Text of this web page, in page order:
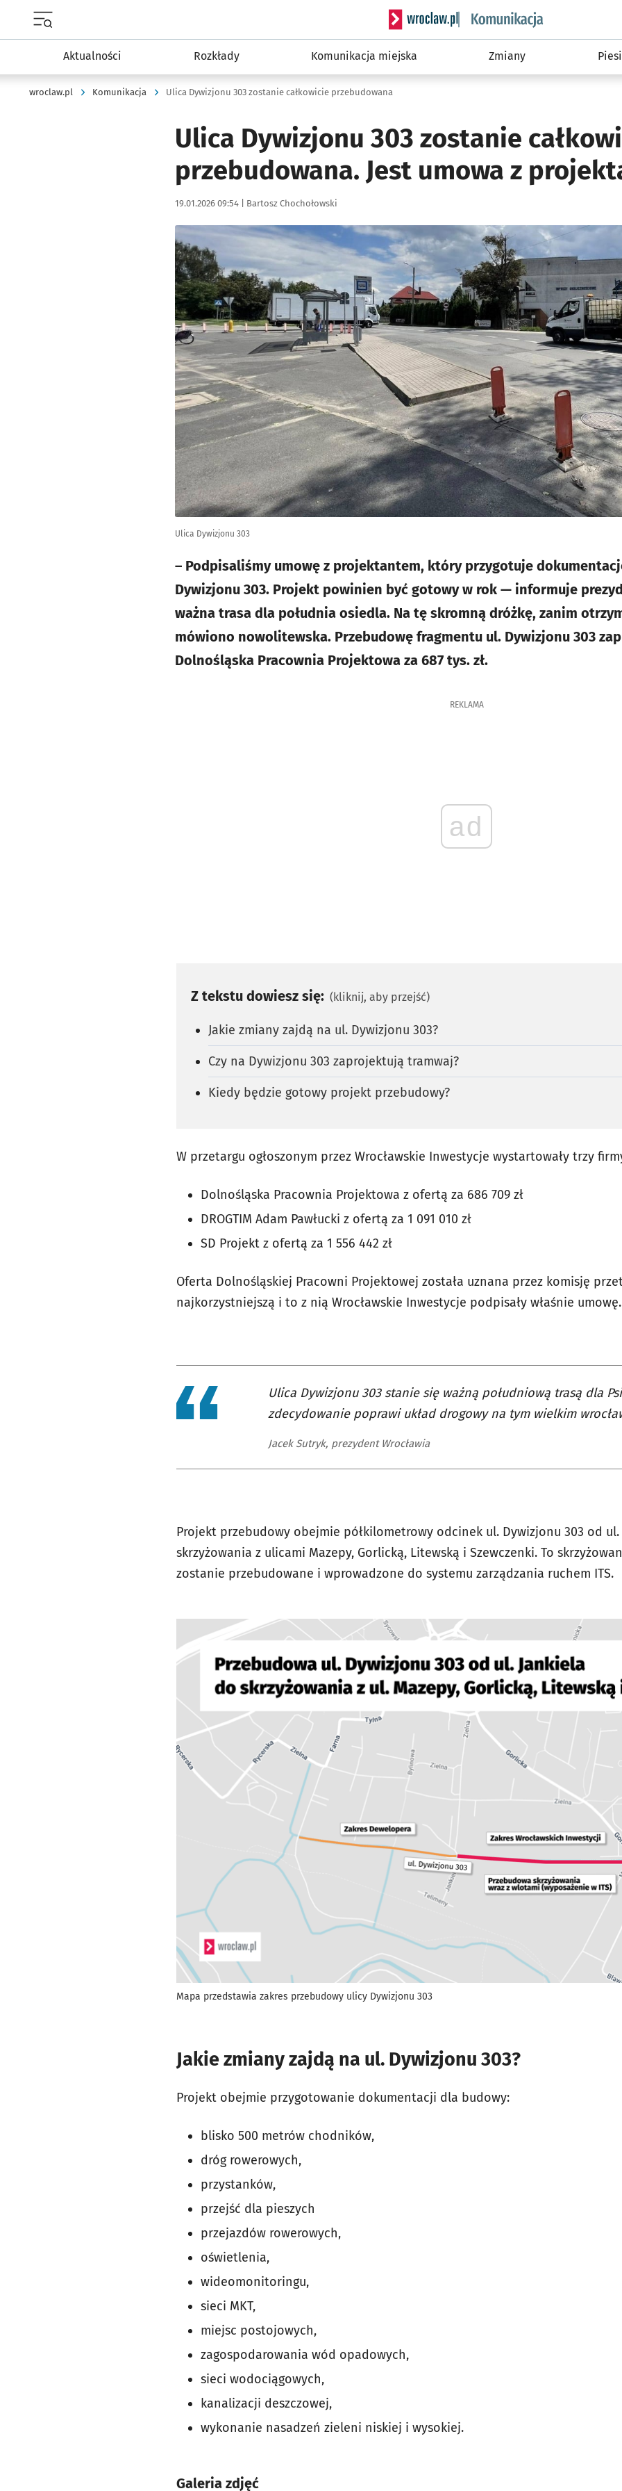
Serwis informacyjny wroclaw.pl podserwis:
Aktualności Rozkłady Komunikacja miejska Zmiany Piesi
wroclaw.pl Komunikacja Ulica Dywizjonu 303 zostanie całkowicie przebudowana
Ulica Dywizjonu 303 zostanie
przebudowana. Jest umowa z
Data publikacji:
19.01.2026 09:54 | Autor:
Bartosz Chochołowski
Kliknij, aby powiększyć
Ulica Dywizjonu 303
– Podpisaliśmy umowę z projektantem, który przygotuje
Dywizjonu 303. Projekt powinien być gotowy w rok — informuje
ważna trasa dla południa osiedla. Na tę skromną dróżkę, zanim
mówiono nowolitewska. Przebudowę fragmentu ul. Dywizjonu 303
Dolnośląska Pracownia Projektowa za 687 tys. zł.
REKLAMA
ad
Z tekstu dowiesz się: (kliknij, aby przejść)
Jakie zmiany zajdą na ul. Dywizjonu 303?
Czy na Dywizjonu 303 zaprojektują tramwaj?
Kiedy będzie gotowy projekt przebudowy?
W przetargu ogłoszonym przez Wrocławskie Inwestycje wystartowały trzy
Dolnośląska Pracownia Projektowa z ofertą za 686 709 zł
DROGTIM Adam Pawłucki z ofertą za 1 091 010 zł
SD Projekt z ofertą za 1 556 442 zł
Oferta Dolnośląskiej Pracowni Projektowej została uznana przez komisję
najkorzystniejszą i to z nią Wrocławskie Inwestycje podpisały właśnie
Ulica Dywizjonu 303 stanie się ważną południową trasą dla
zdecydowanie poprawi układ drogowy na tym wielkim
Jacek Sutryk, prezydent Wrocławia
Projekt przebudowy obejmie półkilometrowy odcinek ul. Dywizjonu 303 od
skrzyżowania z ulicami Mazepy, Gorlicką, Litewską i Szewczenki. To
zostanie przebudowane i wprowadzone do systemu zarządzania ruchem ITS.
Mapa przedstawia zakres przebudowy ulicy Dywizjonu 303
Jakie zmiany zajdą na ul. Dywizjonu 303?
Projekt obejmie przygotowanie dokumentacji dla budowy:
blisko 500 metrów chodników,
dróg rowerowych,
przystanków,
przejść dla pieszych
przejazdów rowerowych,
oświetlenia,
wideomonitoringu,
sieci MKT,
miejsc postojowych,
zagospodarowania wód opadowych,
sieci wodociągowych,
kanalizacji deszczowej,
wykonanie nasadzeń zieleni niskiej i wysokiej.
Galeria zdjęć